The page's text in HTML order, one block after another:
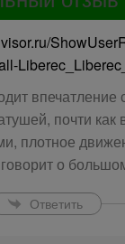
почти
плотное
о
Ответить